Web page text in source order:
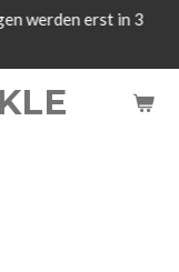
werden erst in 3